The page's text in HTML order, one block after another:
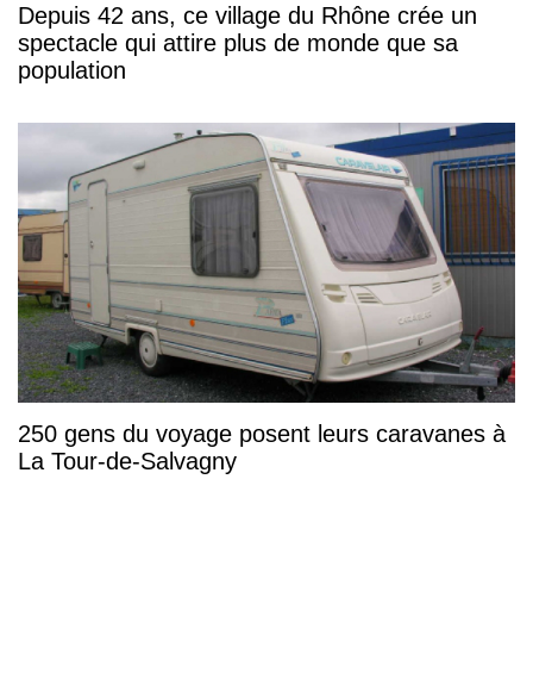
Depuis 42 ans, ce village du Rhône crée un
spectacle qui attire plus de monde que sa
population
250 gens du voyage posent leurs caravanes à
La Tour-de-Salvagny